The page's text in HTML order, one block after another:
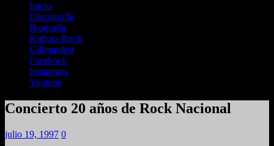
Inicio
Discografía
Biografía
Kultura Rock
Gillmanfest
Facebook
Instagram
Youtube
Concierto 20 años de Rock Nacional
julio 19, 1997 0